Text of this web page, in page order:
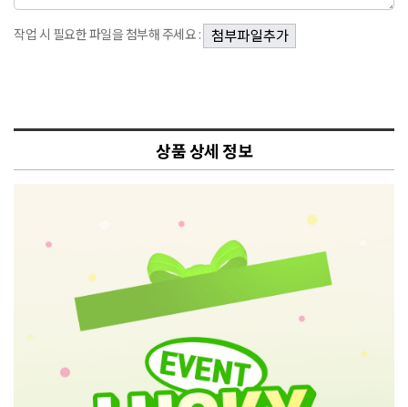
작업 시 필요한 파일을 첨부해 주세요 :
상품 상세 정보